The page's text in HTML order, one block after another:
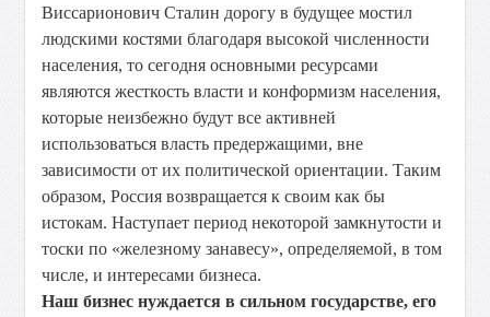
Виссарионович Сталин дорогу в будущее мостил
людскими костями благодаря высокой численности
населения, то сегодня основными ресурсами
являются жесткость власти и конформизм населения,
которые неизбежно будут все активней
использоваться власть предержащими, вне
зависимости от их политической ориентации. Таким
образом, Россия возвращается к своим как бы
истокам. Наступает период некоторой замкнутости и
тоски по «железному занавесу», определяемой, в том
числе, и интересами бизнеса.
Наш бизнес нуждается в сильном государстве, его